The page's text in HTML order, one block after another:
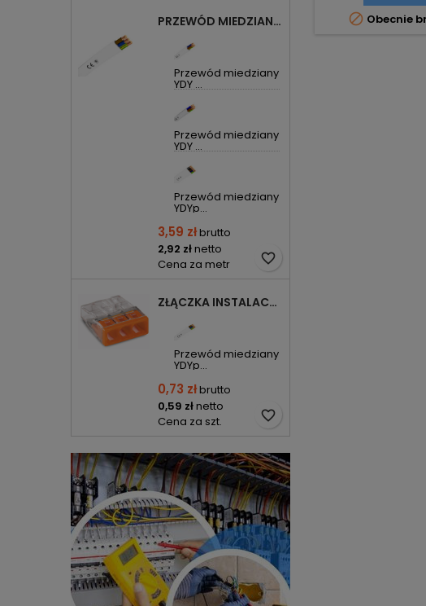
PRZEWÓD MIEDZIANY YDYP DRUT 3X1,5MM2 ŻO 450/750V
Przewód miedziany
YDY ...
Przewód miedziany
YDY ...
Przewód miedziany
YDYp...
3,59 złbrutto
2,92 złnetto
Cena za metr
favorite_border
ZŁĄCZKA INSTALACYJNA 3X COMPACT POMARAŃCZOWA 2273-203 WAGO
Przewód miedziany
YDYp...
0,73 złbrutto
0,59 złnetto
Cena za szt.
favorite_border
 Obecnie